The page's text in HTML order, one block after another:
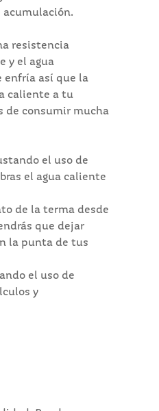
acumulación.
resistencia
y el agua
enfría así que la
caliente a tu
de consumir mucha
el uso de
el agua caliente
de la terma desde
que dejar
la punta de tus
el uso de
y